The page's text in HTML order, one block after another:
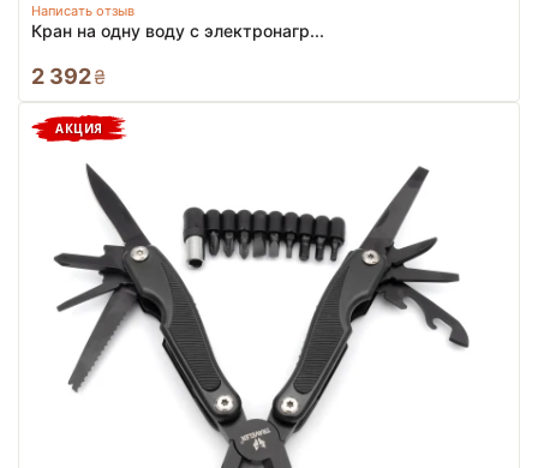
Написать отзыв
Кран на одну воду с электронагр...
2 392₴
АКЦИЯ